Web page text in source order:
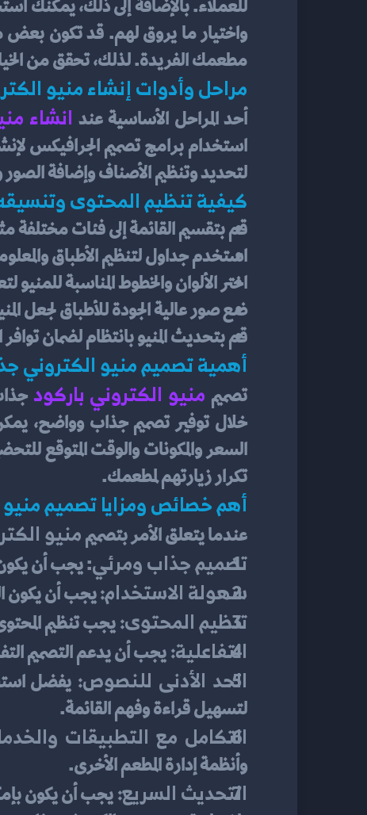
مطعمك الفريدة. لذلك، تحقق من
مراحل وأدوات إنشاء منيو
أحد المراحل الأساسية عند انشاء
لتحديد وتنظيم الأصناف وإضافة
كيفية تنظيم المحتوى
قم بتقسيم القائمة إلى فئات مختلفة
استخدم جداول لتنظيم الأطباق
اختر الألوان والخطوط المناسبة للمنيو
ضع صور عالية الجودة للأطباق لجعل
قم بتحديث المنيو بانتظام لضمان
أهمية تصميم منيو الكتروني
تصميم منيو الكتروني باركود
تكرار زيارتهم لمطعمك.
أهم خصائص ومزايا تصميم
عندما يتعلق الأمر بتصميم منيو
تصميم جذاب ومرئي: يجب أن
سهولة الاستخدام: يجب أن يكون
تنظيم المحتوى: يجب تنظيم
التفاعلية: يجب أن يدعم التصميم
الحد الأدنى للنصوص:
لتسهيل قراءة وفهم القائمة.
التكامل مع التطبيقات
وأنظمة إدارة المطعم الأخرى.
التحديث السريع: يجب أن يكون